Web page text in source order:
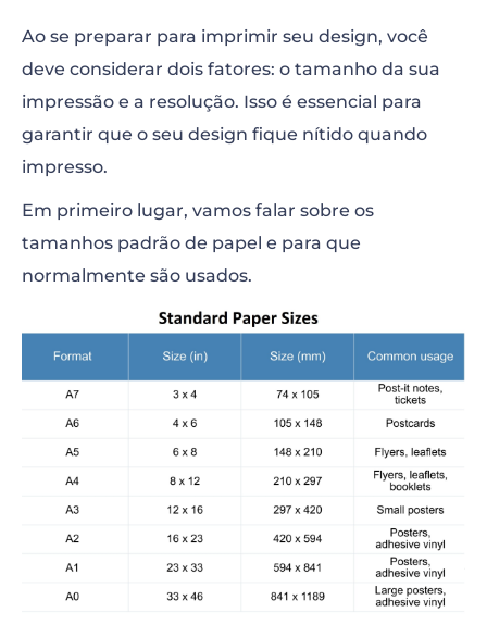
Ao se preparar para imprimir seu design, você
deve considerar dois fatores: o tamanho da sua
impressão e a resolução. Isso é essencial para
garantir que o seu design fique nítido quando
impresso.
Em primeiro lugar, vamos falar sobre os
tamanhos padrão de papel e para que
normalmente são usados.